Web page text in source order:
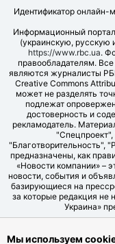
Идентификатор
Информационный
(украинскую, русскую
https://www.rbc.ua.
правообладателям.
являются журналисты
Creative Commons
может не разделять
подлежат
достоверность и
рекламодатель.
"Спецпроект",
"Благотворительность",
предназначены, как
«Новости компании» –
новости, события и
базирующиеся на
за которые редакция не
Украина»
©
Мы используем